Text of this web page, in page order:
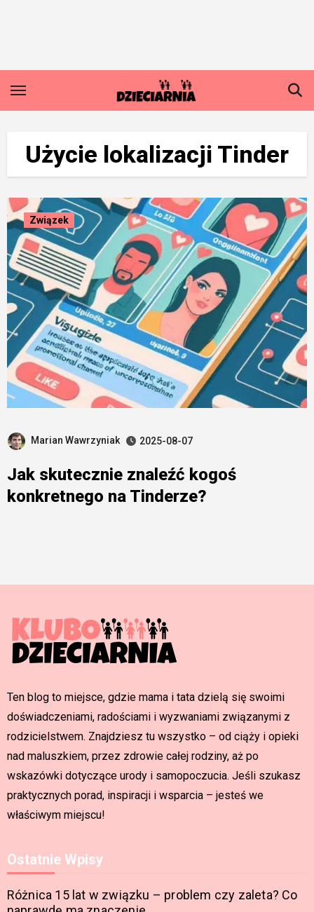
Użycie lokalizacji Tinder
Związek
Marian Wawrzyniak 2025-08-07
Jak skutecznie znaleźć kogoś
konkretnego na Tinderze?
Ten blog to miejsce, gdzie mama i tata dzielą się swoimi
doświadczeniami, radościami i wyzwaniami związanymi z
rodzicielstwem. Znajdziesz tu wszystko – od ciąży i opieki
nad maluszkiem, przez zdrowie całej rodziny, aż po
wskazówki dotyczące urody i samopoczucia. Jeśli szukasz
praktycznych porad, inspiracji i wsparcia – jesteś we
właściwym miejscu!
Ostatnie Wpisy
Różnica 15 lat w związku – problem czy zaleta? Co